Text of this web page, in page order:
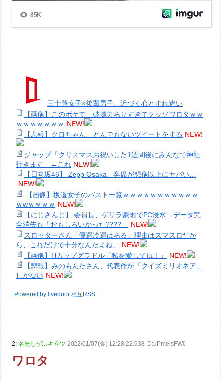
三十路女子×後輩男子、近づく心とすれ違い
【画像】このボケて、破壊力ありすぎてクッソワロタｗｗ
ｗｗｗｗｗｗｗ NEW!
【悲報】クロちゃん、とんでもないツイートをする NEW!
ジャップ「クリスマスお祝いした1週間後にみんなで神社
行きます」←これ NEW!
【日向坂46】 Zepp Osaka、客席が想像以上にヤバい…
NEW!
【画像】坂道女子のバスト一覧ｗｗｗｗｗｗｗｗｗｗｗ
ｗwｗｗｗｗ NEW!
【にじさんじ】 委員長、ゲリラ豪雨でPC浸水→データ完
全消失も「おもしろいかった????」
NEW!
スロッターさん「優遇冷遇はある。理由はスマスロだか
ら、これだけで十分なんだよね」
NEW!
【画像】Hカップグラドル「私を愛してね！」
NEW!
【悲報】みのもんたさん、代表作が「クイズミリオネア」
しかない NEW!
Powered by livedoor 相互RSS
2:名無しが沸キ立ツ 2022/01/07(金) 12:28:22.938 ID:uPmelsFW0
ワロタ